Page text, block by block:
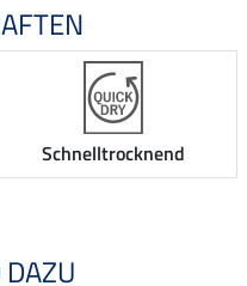
Schnelltrocknend